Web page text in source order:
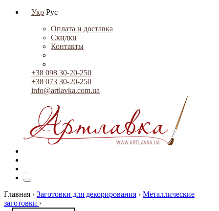
Укр Рус
Оплата и доставка
Скидки
Контакты
+38 098 30-20-250
+38 073 30-20-250
info@artlavka.com.ua
Главная › Заготовки для декорирования › Металлические
заготовки ›